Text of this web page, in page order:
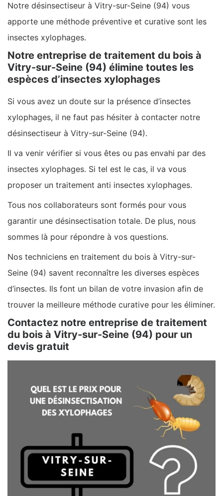
Notre désinsectiseur à Vitry-sur-Seine (94) vous
apporte une méthode préventive et curative sont les
insectes xylophages.
Notre entreprise de traitement du bois à
Vitry-sur-Seine (94) élimine toutes les
espèces d’insectes xylophages
Si vous avez un doute sur la présence d’insectes
xylophages, il ne faut pas hésiter à contacter notre
désinsectiseur à Vitry-sur-Seine (94).
Il va venir vérifier si vous êtes ou pas envahi par des
insectes xylophages. Si tel est le cas, il va vous
proposer un traitement anti insectes xylophages.
Tous nos collaborateurs sont formés pour vous
garantir une désinsectisation totale. De plus, nous
sommes là pour répondre à vos questions.
Nos techniciens en traitement du bois à Vitry-sur-
Seine (94) savent reconnaître les diverses espèces
d’insectes. Ils font un bilan de votre invasion afin de
trouver la meilleure méthode curative pour les éliminer.
Contactez notre entreprise de traitement
du bois à Vitry-sur-Seine (94) pour un
devis gratuit